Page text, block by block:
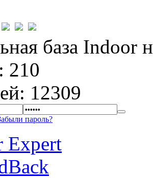
база Indoor
210
12309
пароль?
Expert